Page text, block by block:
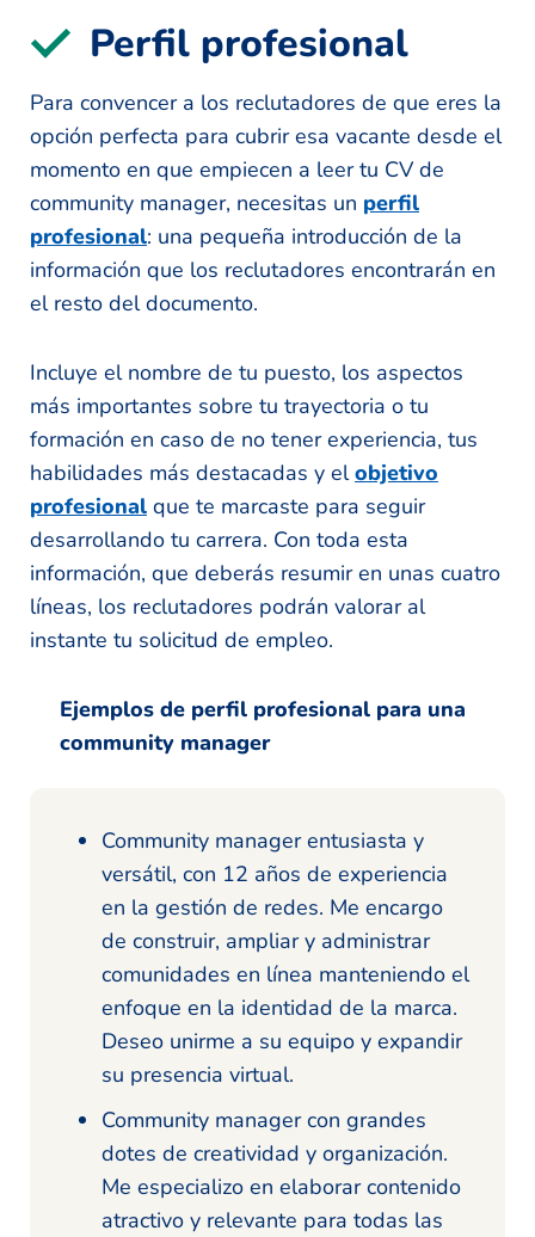
Perfil profesional
Para convencer a los reclutadores de que eres la
opción perfecta para cubrir esa vacante desde el
momento en que empiecen a leer tu CV de
community manager, necesitas un perfil
profesional: una pequeña introducción de la
información que los reclutadores encontrarán en
el resto del documento.
Incluye el nombre de tu puesto, los aspectos
más importantes sobre tu trayectoria o tu
formación en caso de no tener experiencia, tus
habilidades más destacadas y elobjetivo
profesional que te marcaste para seguir
desarrollando tu carrera. Con toda esta
información, que deberás resumir en unas cuatro
líneas, los reclutadores podrán valorar al
instante tu solicitud de empleo.
Ejemplos de perfil profesional para una
community manager
Community manager entusiasta y
versátil, con 12 años de experiencia
en la gestión de redes. Me encargo
de construir, ampliar y administrar
comunidades en línea manteniendo el
enfoque en la identidad de la marca.
Deseo unirme a su equipo y expandir
su presencia virtual.
Community manager con grandes
dotes de creatividad y organización.
Me especializo en elaborar contenido
atractivo y relevante para todas las